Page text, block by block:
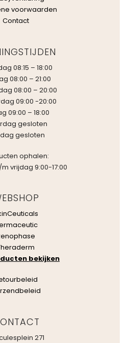
voorwaarden
Contact
08:15 – 18:00
08:00 – 21:00
08:00 – 20:00
09:00 -20:00
09:00 – 18:00
gesloten
gesloten
ophalen:
vrijdag 9:00-17:00
bekijken
271